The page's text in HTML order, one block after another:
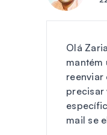
Olá
mantém
reenviar
precisar
mail se